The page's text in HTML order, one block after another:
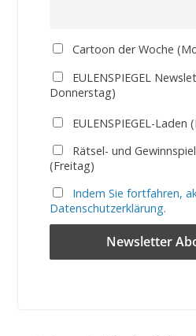
Cartoon der Woche
EULENSPIEGEL
Donnerstag)
EULENSPIEGEL-
Rätsel- und
(Freitag)
Indem Sie fortfahren,
Datenschutzerklärung.